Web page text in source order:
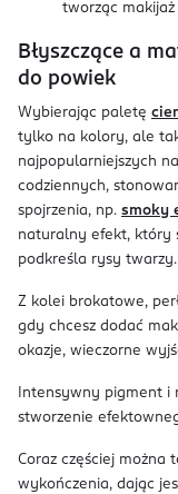
tworząc
Błyszczące a
do powiek
Wybierając paletę
tylko na kolory, ale
najpopularniejszych
codziennych,
spojrzenia, np. smoky
naturalny efekt, który
podkreśla rysy twarzy.
Z kolei brokatowe,
gdy chcesz dodać
okazje, wieczorne
Intensywny pigment i
stworzenie
Coraz częściej można
wykończenia, dając